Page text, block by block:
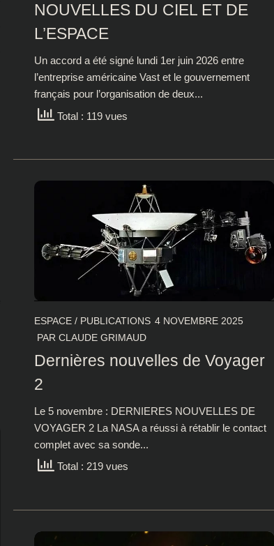
NOUVELLES DU CIEL ET DE
L’ESPACE
Un accord a été signé lundi 1er juin 2026 entre
l’entreprise américaine Vast et le gouvernement
français pour l’organisation de deux...
Total : 119 vues
ESPACE / PUBLICATIONS 4 NOVEMBRE 2025
PAR CLAUDE GRIMAUD
Dernières nouvelles de Voyager
2
Le 5 novembre : DERNIERES NOUVELLES DE
VOYAGER 2 La NASA a réussi à rétablir le contact
complet avec sa sonde...
Total : 219 vues